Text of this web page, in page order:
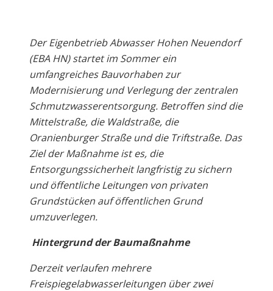
Der Eigenbetrieb Abwasser Hohen Neuendorf
(EBA HN) startet im Sommer ein
umfangreiches Bauvorhaben zur
Modernisierung und Verlegung der zentralen
Schmutzwasserentsorgung. Betroffen sind die
Mittelstraße, die Waldstraße, die
Oranienburger Straße und die Triftstraße. Das
Ziel der Maßnahme ist es, die
Entsorgungssicherheit langfristig zu sichern
und öffentliche Leitungen von privaten
Grundstücken auf öffentlichen Grund
umzuverlegen.
Hintergrund der Baumaßnahme
Derzeit verlaufen mehrere
Freispiegelabwasserleitungen über zwei